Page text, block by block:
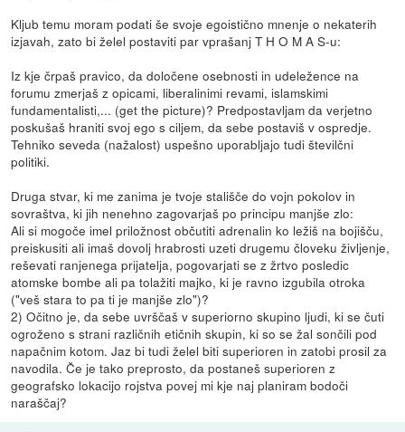
Kljub temu moram podati še svoje egoistično mnenje o nekaterih
izjavah, zato bi želel postaviti par vprašanj T H O M A S-u:
Iz kje črpaš pravico, da določene osebnosti in udeležence na
forumu zmerjaš z opicami, liberalinimi revami, islamskimi
fundamentalisti,... (get the picture)? Predpostavljam da verjetno
poskušaš hraniti svoj ego s ciljem, da sebe postaviš v ospredje.
Tehniko seveda (nažalost) uspešno uporabljajo tudi številčni
politiki.
Druga stvar, ki me zanima je tvoje stališče do vojn pokolov in
sovraštva, ki jih nenehno zagovarjaš po principu manjše zlo:
Ali si mogoče imel priložnost občutiti adrenalin ko ležiš na bojišču,
preiskusiti ali imaš dovolj hrabrosti uzeti drugemu človeku življenje,
reševati ranjenega prijatelja, pogovarjati se z žrtvo posledic
atomske bombe ali pa tolažiti majko, ki je ravno izgubila otroka
("veš stara to pa ti je manjše zlo")?
2) Očitno je, da sebe uvrščaš v superiorno skupino ljudi, ki se čuti
ogroženo s strani različnih etičnih skupin, ki so se žal sončili pod
napačnim kotom. Jaz bi tudi želel biti superioren in zatobi prosil za
navodila. Če je tako preprosto, da postaneš superioren z
geografsko lokacijo rojstva povej mi kje naj planiram bodoči
naraščaj?